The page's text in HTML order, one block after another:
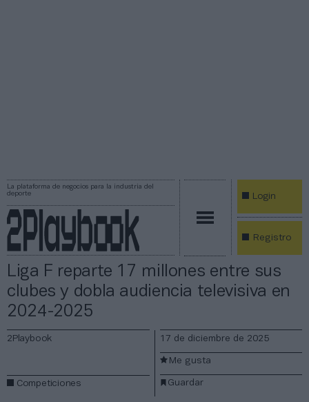
La plataforma de negocios para la industria del
deporte
Login
Registro
Liga F reparte 17 millones entre sus
clubes y dobla audiencia televisiva en
2024-2025
2Playbook
Competiciones
17 de diciembre de 2025
Guardar
Me gusta